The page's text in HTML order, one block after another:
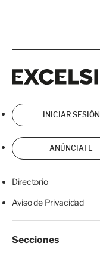
INICIAR SESIÓN
ANÚNCIATE
Directorio
Aviso de Privacidad
Secciones